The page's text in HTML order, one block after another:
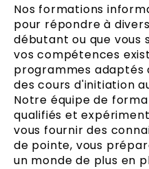
Nos formations
pour répondre à
débutant ou que vous
vos compétences
programmes adaptés
des cours d'initiation
Notre équipe de
qualifiés et
vous fournir des
de pointe, vous
un monde de plus en